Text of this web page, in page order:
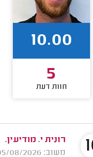
10.00
5
חוות דעת
רונית י. מודיעין.
משוב: 05/08/2026